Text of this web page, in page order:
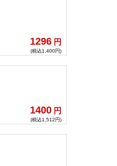
1296 円
(税込1,400円)
1400 円
(税込1,512円)